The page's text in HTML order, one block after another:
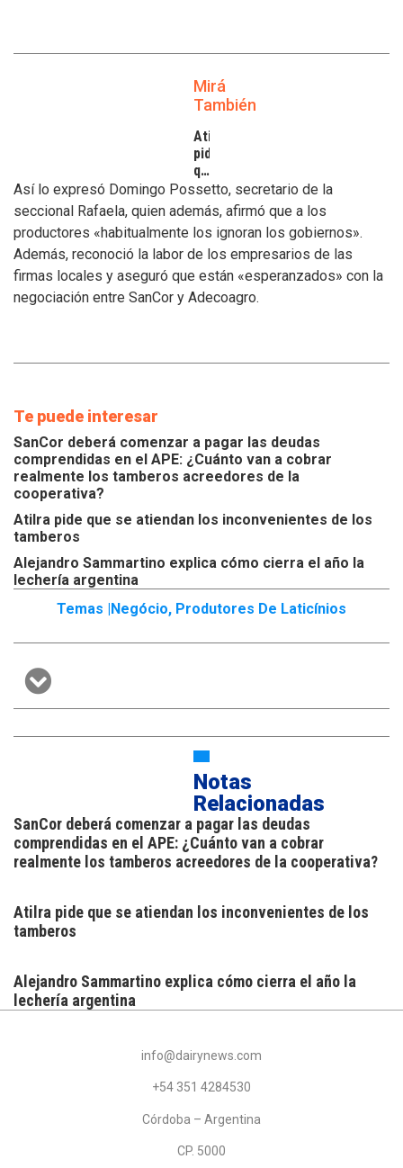
Mirá
También
Atilra
pide
que
se
atiendan
los
inconvenientes
de
los
tamberos
Así lo expresó Domingo Possetto, secretario de la
seccional Rafaela, quien además, afirmó que a los
productores «habitualmente los ignoran los gobiernos».
Además, reconoció la labor de los empresarios de las
firmas locales y aseguró que están «esperanzados» con la
negociación entre SanCor y Adecoagro.
Te puede interesar
SanCor deberá comenzar a pagar las deudas
comprendidas en el APE: ¿Cuánto van a cobrar
realmente los tamberos acreedores de la
cooperativa?
Atilra pide que se atiendan los inconvenientes de los
tamberos
Alejandro Sammartino explica cómo cierra el año la
lechería argentina
Temas |Negócio, Produtores De Laticínios
Notas
Relacionadas
SanCor deberá comenzar a pagar las deudas
comprendidas en el APE: ¿Cuánto van a cobrar
realmente los tamberos acreedores de la cooperativa?
Atilra pide que se atiendan los inconvenientes de los
tamberos
Alejandro Sammartino explica cómo cierra el año la
lechería argentina
info@dairynews.com
+54 351 4284530
Córdoba – Argentina
CP. 5000